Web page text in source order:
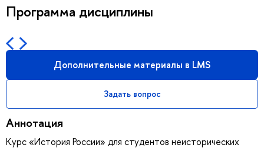
Программа дисциплины
Дополнительные материалы в LMS
Задать вопрос
Аннотация
Курс «История России» для студентов неисторических